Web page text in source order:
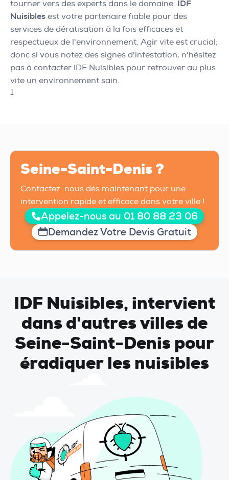
tourner vers des experts dans le domaine. IDF
Nuisibles est votre partenaire fiable pour des
services de dératisation à la fois efficaces et
respectueux de l'environnement. Agir vite est crucial;
donc si vous notez des signes d'infestation, n'hésitez
pas à contacter IDF Nuisibles pour retrouver au plus
vite un environnement sain.
1
Seine-Saint-Denis ?
Contactez-nous dès maintenant pour une
intervention rapide et efficace dans votre ville !
Appelez-nous au 01 80 88 23 06
Demandez Votre Devis Gratuit
IDF Nuisibles, intervient
dans d'autres villes de
Seine-Saint-Denis pour
éradiquer les nuisibles